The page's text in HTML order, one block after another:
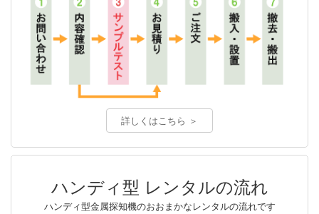
詳しくはこちら ＞
ハンディ型 レンタルの流れ
ハンディ型金属探知機のおおまかなレンタルの流れです